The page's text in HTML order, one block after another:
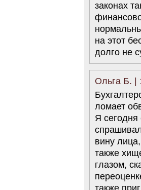
законах
на этот
долго не
Ольга Б. |
ломает
Я
вину
также
глазом,